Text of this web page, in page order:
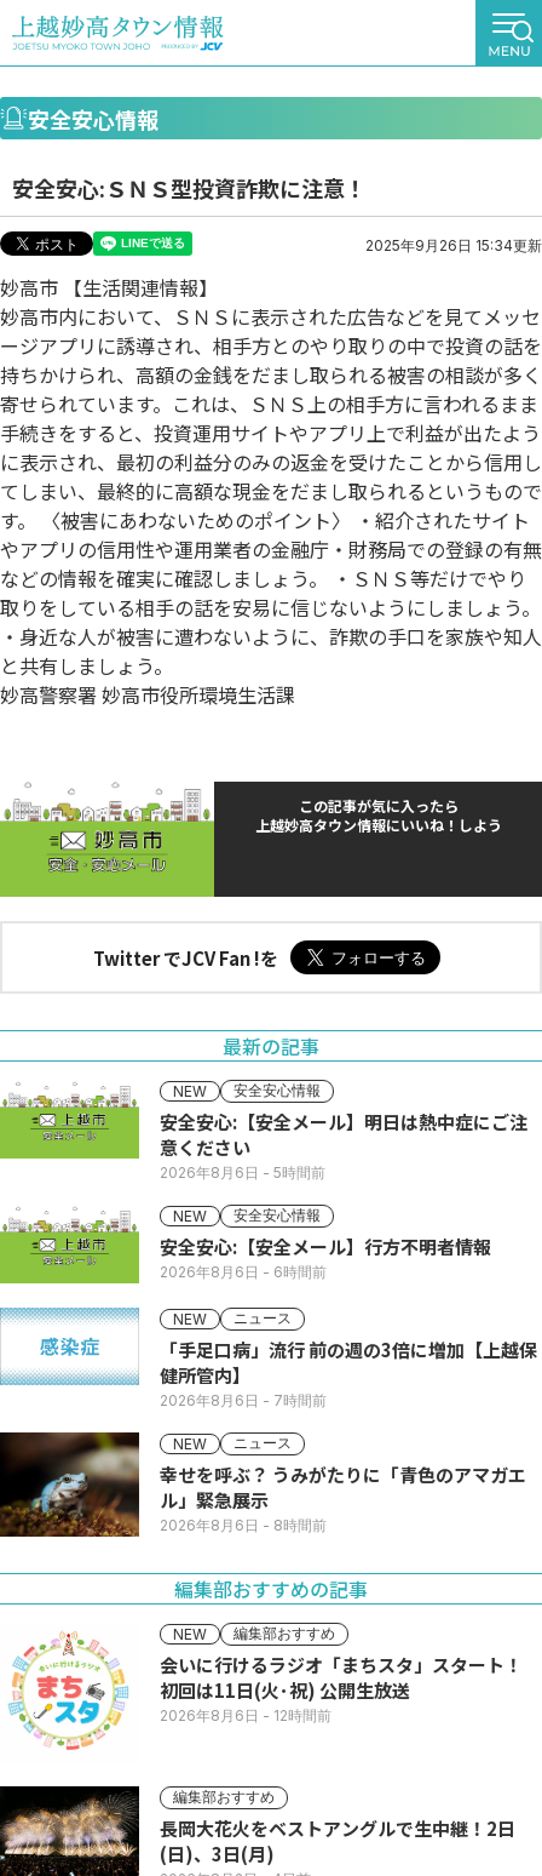
安全安心情報
安全安心:ＳＮＳ型投資詐欺に注意！
2025年9月26日 15:34更新
妙高市 【生活関連情報】
妙高市内において、ＳＮＳに表示された広告などを見てメッセ
ージアプリに誘導され、相手方とのやり取りの中で投資の話を
持ちかけられ、高額の金銭をだまし取られる被害の相談が多く
寄せられています。これは、ＳＮＳ上の相手方に言われるまま
手続きをすると、投資運用サイトやアプリ上で利益が出たよう
に表示され、最初の利益分のみの返金を受けたことから信用し
てしまい、最終的に高額な現金をだまし取られるというもので
す。 〈被害にあわないためのポイント〉 ・紹介されたサイト
やアプリの信用性や運用業者の金融庁・財務局での登録の有無
などの情報を確実に確認しましょう。 ・ＳＮＳ等だけでやり
取りをしている相手の話を安易に信じないようにしましょう。
・身近な人が被害に遭わないように、詐欺の手口を家族や知人
と共有しましょう。
妙高警察署 妙高市役所環境生活課
この記事が気に入ったら
上越妙高タウン情報にいいね！しよう
Twitter でJCV Fan !を
最新の記事
NEW 安全安心情報
安全安心:【安全メール】明日は熱中症にご注
意ください
2026年8月6日 - 5時間前
NEW 安全安心情報
安全安心:【安全メール】行方不明者情報
2026年8月6日 - 6時間前
NEW ニュース
「手足口病」流行 前の週の3倍に増加【上越保
健所管内】
2026年8月6日 - 7時間前
NEW ニュース
幸せを呼ぶ？ うみがたりに「青色のアマガエ
ル」緊急展示
2026年8月6日 - 8時間前
編集部おすすめの記事
NEW 編集部おすすめ
会いに行けるラジオ「まちスタ」スタート！
初回は11日(火･祝) 公開生放送
2026年8月6日 - 12時間前
編集部おすすめ
長岡大花火をベストアングルで生中継！2日
(日)、3日(月)